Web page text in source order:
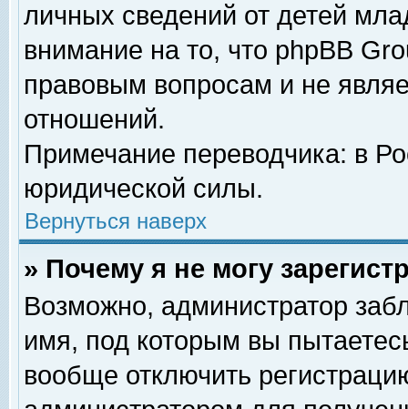
личных сведений от детей
внимание на то, что phpBB
правовым вопросам и не
отношений.
Примечание переводчика: в
юридической силы.
Вернуться наверх
» Почему я не могу
Возможно, администратор
имя, под которым вы
вообще отключить